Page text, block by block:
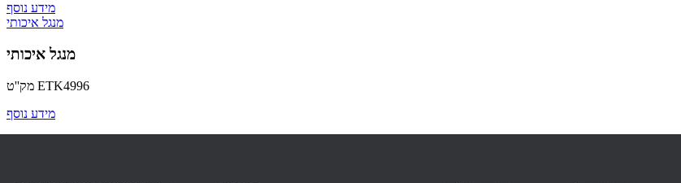
מידע נוסף
מנגל איכותי
מנגל איכותי
ETK4996
מידע נוסף